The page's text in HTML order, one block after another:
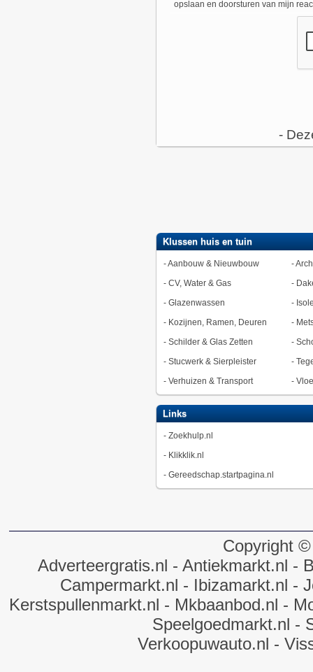
opslaan en doorsturen van mijn
-
Klussen huis en tuin
-Aanbouw & Nieuwbouw -
- CV, Water & Gas -
- Glazenwassen -
- Kozijnen, Ramen, Deuren -
- Schilder & Glas Zetten -
- Stucwerk & Sierpleister -
- Verhuizen & Transport -
Links
- Zoekhulp.nl
- Klikklik.nl
- Gereedschap.startpagina.nl
Copyright
Adverteergratis.nl - Antiekmarkt.nl -
Campermarkt.nl - Ibizamarkt.nl -
Kerstspullenmarkt.nl - Mkbaanbod.nl -
Speelgoedmarkt.nl -
Verkoopuwauto.nl -